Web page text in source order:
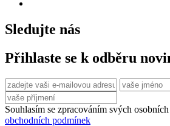
Sledujte nás
Přihlaste se k odběru
Souhlasím se zpracováním svých
obchodních podmínek